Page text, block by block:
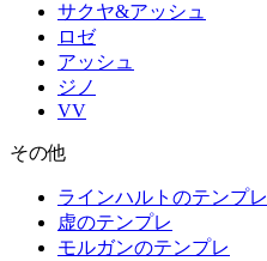
サクヤ&アッシュ
ロゼ
アッシュ
ジノ
VV
その他
ラインハルトのテンプレ
虚のテンプレ
モルガンのテンプレ